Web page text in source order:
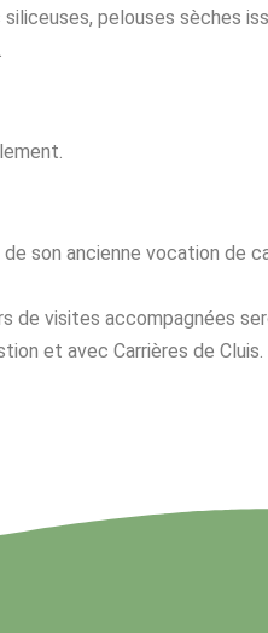
pelouses sèches
son ancienne vocation de
de visites accompagnées
et avec Carrières de Cluis.